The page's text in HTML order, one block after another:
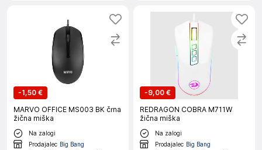
-1,50 €
MARVO OFFICE MS003 BK črna
žična miška
Na zalogi
Prodajalec Big Bang
-9,00 €
REDRAGON COBRA M711W
žična miška
Na zalogi
Prodajalec Big Bang